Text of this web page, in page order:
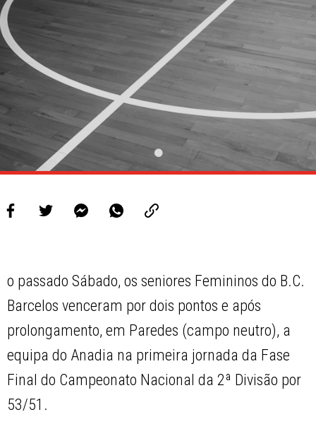
PROJETOS
LIGA BETCLIC MASCULINA
LIGA BETCLIC FEMININA
o passado Sábado, os seniores Femininos do B.C.
Barcelos venceram por dois pontos e após
prolongamento, em Paredes (campo neutro), a
equipa do Anadia na primeira jornada da Fase
Final do Campeonato Nacional da 2ª Divisão por
53/51.